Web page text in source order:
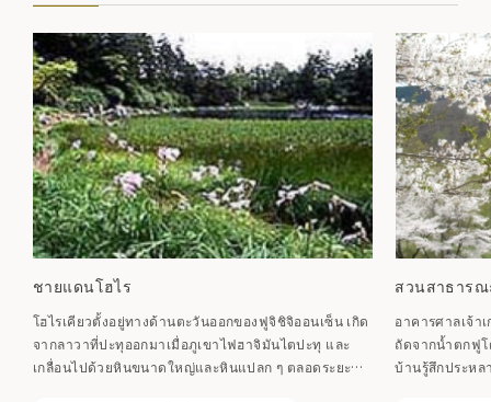
ชายแดนโฮไร
โฮไรเคียวตั้งอยู่ทางด้านตะวันออกของฟูจิชิจิออนเซ็น เกิด
จากลาวาที่ปะทุออกมาเมื่อภูเขาไฟฮาจิมันไตปะทุ และ
เกลื่อนไปด้วยหินขนาดใหญ่และหินแปลก ๆ ตลอดระยะ
สวนสาธาร
อาคารศาลเจ้า
ถัดจากน้ำตกฟู
บ้านรู้สึกประห